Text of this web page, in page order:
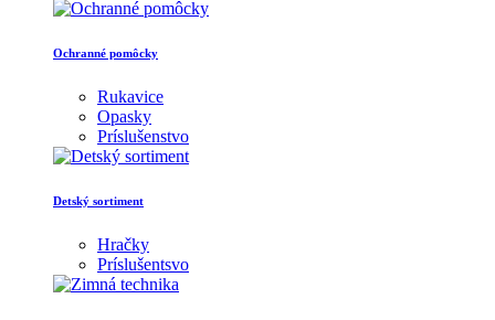
Ochranné pomôcky
Rukavice
Opasky
Príslušenstvo
Detský sortiment
Hračky
Príslušentsvo